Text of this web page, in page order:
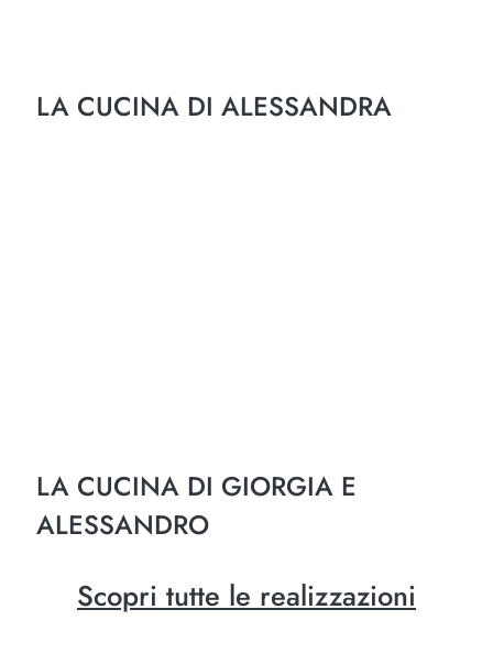
LA CUCINA DI ALESSANDRA
LA CUCINA DI GIORGIA E
ALESSANDRO
Scopri tutte le realizzazioni